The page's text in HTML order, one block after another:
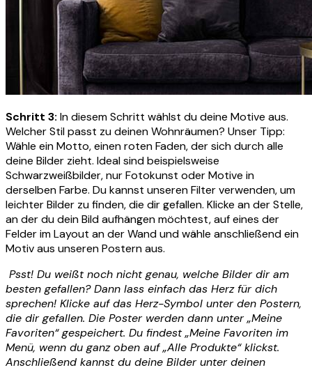
Schritt 3: In diesem Schritt wählst du deine Motive aus.
Welcher Stil passt zu deinen Wohnräumen? Unser Tipp:
Wähle ein Motto, einen roten Faden, der sich durch alle
deine Bilder zieht. Ideal sind beispielsweise
Schwarzweißbilder, nur Fotokunst oder Motive in
derselben Farbe. Du kannst unseren Filter verwenden, um
leichter Bilder zu finden, die dir gefallen. Klicke an der Stelle,
an der du dein Bild aufhängen möchtest, auf eines der
Felder im Layout an der Wand und wähle anschließend ein
Motiv aus unseren Postern aus.
Psst! Du weißt noch nicht genau, welche Bilder dir am
besten gefallen? Dann lass einfach das Herz für dich
sprechen! Klicke auf das Herz-Symbol unter den Postern,
die dir gefallen. Die Poster werden dann unter „Meine
Favoriten“ gespeichert. Du findest „Meine Favoriten im
Menü, wenn du ganz oben auf „Alle Produkte“ klickst.
Anschließend kannst du deine Bilder unter deinen